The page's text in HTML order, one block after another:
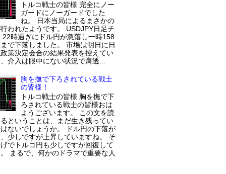
トルコ戦士の皆様 完全にノー
ガードにノーガードでした
ね。 日本当局によるまさかの
われたようです。 USDJPY日足チ
22時過ぎにドル円が急落し一時158
で下落しました。 市場は明日に日
策決定会合の結果発表を控えてい
介入は眼中にない状況で肩透...
胸を撫で下ろされている戦士
の皆様！
トルコ戦士の皆様 胸を撫で下
ろされている戦士の皆様おは
ようございます。 この文を読
ということは、まだ生き残ってい
ないでしょうか。 ドル円の下落が
少しですが上昇していますね。 そ
でトルコ円も少しですが回復して
まるで、何かのドラマで重要な人